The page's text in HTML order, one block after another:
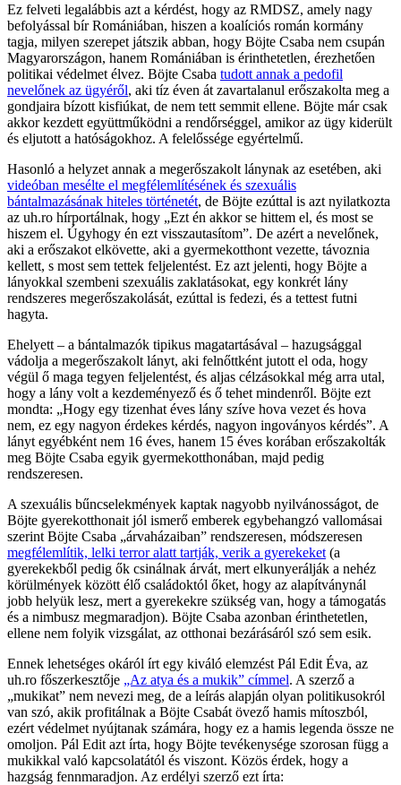
Ez felveti legalábbis azt a kérdést, hogy az RMDSZ, amely nagy
befolyással bír Romániában, hiszen a koalíciós román kormány
tagja, milyen szerepet játszik abban, hogy Böjte Csaba nem csupán
Magyarországon, hanem Romániában is érinthetetlen, érezhetően
politikai védelmet élvez. Böjte Csaba tudott annak a pedofil
nevelőnek az ügyéről, aki tíz éven át zavartalanul erőszakolta meg a
gondjaira bízott kisfiúkat, de nem tett semmit ellene. Böjte már csak
akkor kezdett együttműködni a rendőrséggel, amikor az ügy kiderült
és eljutott a hatóságokhoz. A felelőssége egyértelmű.
Hasonló a helyzet annak a megerőszakolt lánynak az esetében, aki
videóban mesélte el megfélemlítésének és szexuális
bántalmazásának hiteles történetét, de Böjte ezúttal is azt nyilatkozta
az uh.ro hírportálnak, hogy „Ezt én akkor se hittem el, és most se
hiszem el. Úgyhogy én ezt visszautasítom”. De azért a nevelőnek,
aki a erőszakot elkövette, aki a gyermekotthont vezette, távoznia
kellett, s most sem tettek feljelentést. Ez azt jelenti, hogy Böjte a
lányokkal szembeni szexuális zaklatásokat, egy konkrét lány
rendszeres megerőszakolását, ezúttal is fedezi, és a tettest futni
hagyta.
Ehelyett – a bántalmazók tipikus magatartásával – hazugsággal
vádolja a megerőszakolt lányt, aki felnőttként jutott el oda, hogy
végül ő maga tegyen feljelentést, és aljas célzásokkal még arra utal,
hogy a lány volt a kezdeményező és ő tehet mindenről. Böjte ezt
mondta: „Hogy egy tizenhat éves lány szíve hova vezet és hova
nem, ez egy nagyon érdekes kérdés, nagyon ingoványos kérdés”. A
lányt egyébként nem 16 éves, hanem 15 éves korában erőszakolták
meg Böjte Csaba egyik gyermekotthonában, majd pedig
rendszeresen.
A szexuális bűncselekmények kaptak nagyobb nyilvánosságot, de
Böjte gyerekotthonait jól ismerő emberek egybehangzó vallomásai
szerint Böjte Csaba „árvaházaiban” rendszeresen, módszeresen
megfélemlítik, lelki terror alatt tartják, verik a gyerekeket (a
gyerekekből pedig ők csinálnak árvát, mert elkunyerálják a nehéz
körülmények között élő családoktól őket, hogy az alapítványnál
jobb helyük lesz, mert a gyerekekre szükség van, hogy a támogatás
és a nimbusz megmaradjon). Böjte Csaba azonban érinthetetlen,
ellene nem folyik vizsgálat, az otthonai bezárásáról szó sem esik.
Ennek lehetséges okáról írt egy kiváló elemzést Pál Edit Éva, az
uh.ro főszerkesztője „Az atya és a mukik” címmel. A szerző a
„mukikat” nem nevezi meg, de a leírás alapján olyan politikusokról
van szó, akik profitálnak a Böjte Csabát övező hamis mítoszból,
ezért védelmet nyújtanak számára, hogy ez a hamis legenda össze ne
omoljon. Pál Edit azt írta, hogy Böjte tevékenysége szorosan függ a
mukikkal való kapcsolatától és viszont. Közös érdek, hogy a
hazgság fennmaradjon. Az erdélyi szerző ezt írta: